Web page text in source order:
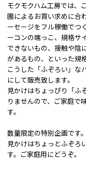
モクモクハム工房では、
園によるお買い求めに合
ーセージをフル稼働でつ
ーコンの端っこ、規格サ
できないもの、接触や陰
があるもの、といった規
こうした「ふぞろい」な
にして販売致します。
見かけはちょっぴり「ふ
りませんので、ご家庭で
す。
数量限定の特別企画です。
見かけはちょっとふぞろ
す。ご家庭用にどうぞ。